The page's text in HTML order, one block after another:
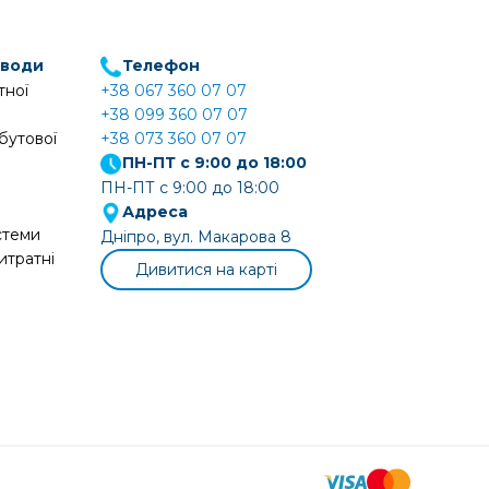
Телефон
+38 067 360 07 07
+38 099 360 07 07
+38 073 360 07 07
ПН-ПТ с 9:00 до 18:00
ПН-ПТ с 9:00 до 18:00
Адреса
Дніпро, вул. Макарова 8
Дивитися на карті